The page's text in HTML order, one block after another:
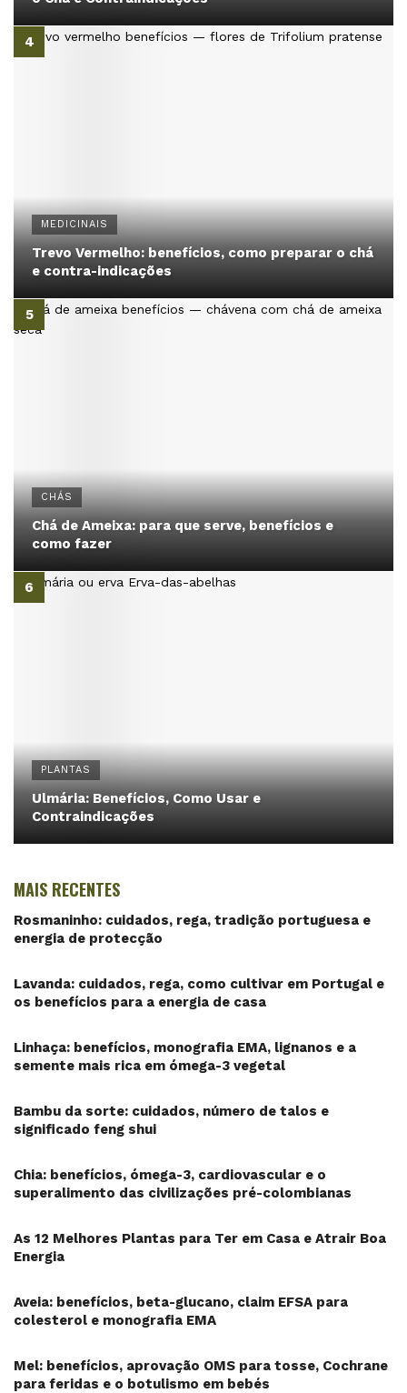
MEDICINAIS
Trevo Vermelho: benefícios, como preparar o chá
e contra-indicações
CHÁS
Chá de Ameixa: para que serve, benefícios e
como fazer
PLANTAS
Ulmária: Benefícios, Como Usar e
Contraindicações
MAIS RECENTES
Rosmaninho: cuidados, rega, tradição portuguesa e
energia de protecção
Lavanda: cuidados, rega, como cultivar em Portugal e
os benefícios para a energia de casa
Linhaça: benefícios, monografia EMA, lignanos e a
semente mais rica em ómega-3 vegetal
Bambu da sorte: cuidados, número de talos e
significado feng shui
Chia: benefícios, ómega-3, cardiovascular e o
superalimento das civilizações pré-colombianas
As 12 Melhores Plantas para Ter em Casa e Atrair Boa
Energia
Aveia: benefícios, beta-glucano, claim EFSA para
colesterol e monografia EMA
Mel: benefícios, aprovação OMS para tosse, Cochrane
para feridas e o botulismo em bebés